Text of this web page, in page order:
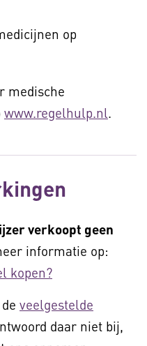
op
medische
www.regelhulp.nl.
verkoopt geen
informatie op:
kopen?
veelgestelde
daar niet bij,